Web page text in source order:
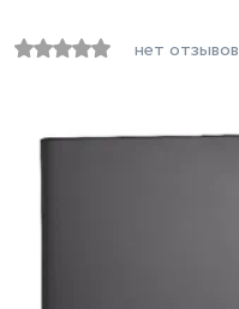
нет отзывов